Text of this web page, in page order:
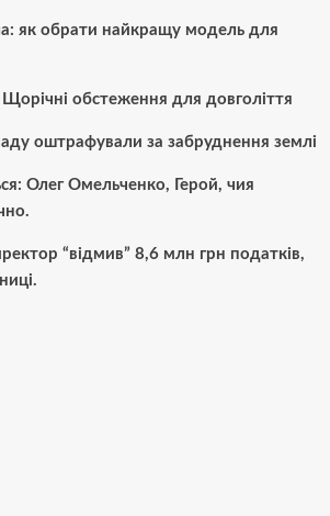
як обрати найкращу модель для
Щорічні обстеження для довголіття
оштрафували за забруднення землі
Олег Омельченко, Герой, чия
“відмив” 8,6 млн грн податків,